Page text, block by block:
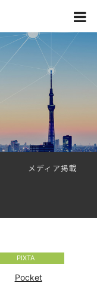
メディア掲載
PIXTA
Pocket